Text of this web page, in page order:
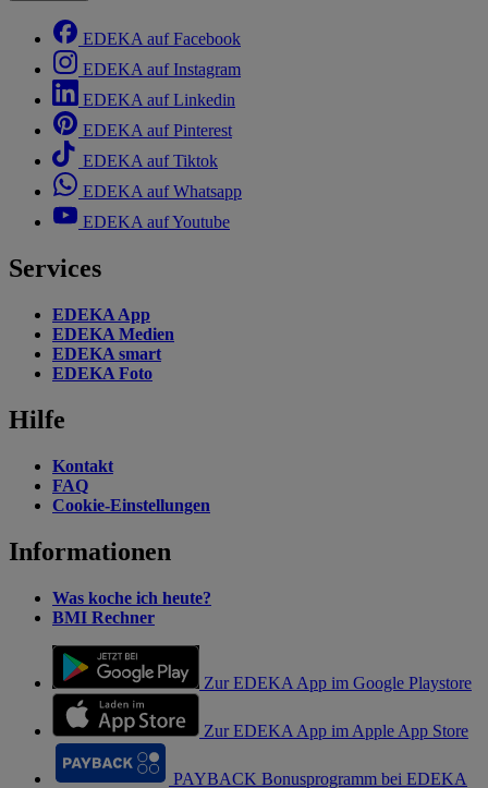
EDEKA auf Facebook
EDEKA auf Instagram
EDEKA auf Linkedin
EDEKA auf Pinterest
EDEKA auf Tiktok
EDEKA auf Whatsapp
EDEKA auf Youtube
Services
EDEKA App
EDEKA Medien
EDEKA smart
EDEKA Foto
Hilfe
Kontakt
FAQ
Cookie-Einstellungen
Informationen
Was koche ich heute?
BMI Rechner
Zur EDEKA App im Google Playstore
Zur EDEKA App im Apple App Store
PAYBACK Bonusprogramm bei EDEKA